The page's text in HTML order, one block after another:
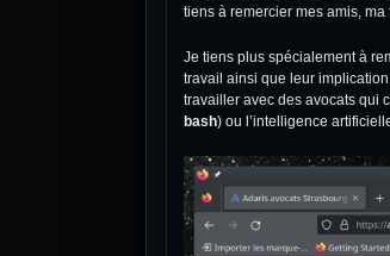
tiens à remercier mes amis,
Je tiens plus spécialement à
travail ainsi que leur
travailler avec des avocats qui
bash) ou l’intelligence